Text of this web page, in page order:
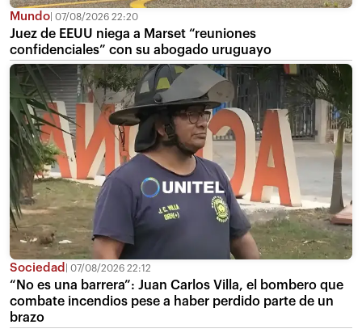
Mundo 07/08/2026 22:20
Juez de EEUU niega a Marset “reuniones
confidenciales” con su abogado uruguayo
Sociedad 07/08/2026 22:12
“No es una barrera”: Juan Carlos Villa, el bombero que
combate incendios pese a haber perdido parte de un
brazo